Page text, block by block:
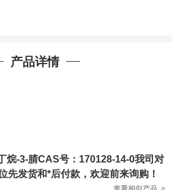
产品详情
烷-3-腈CAS号：170128-14-0我司对
先发货和*后付款，欢迎前来询购！